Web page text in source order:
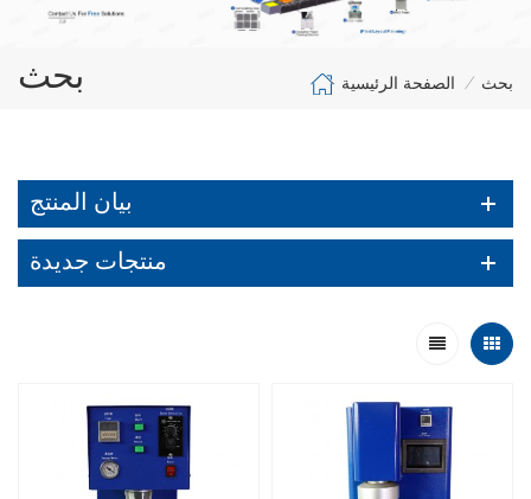
بحث الصفحة الرئيسية / بحث
بيان المنتج
منتجات جديدة